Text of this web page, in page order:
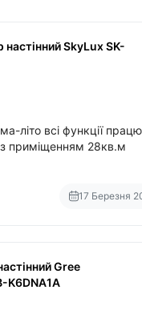
настінний SkyLux SK-
літо всі функції
з приміщенням 28кв.м
17 Березня
Gree
K6DNA1A